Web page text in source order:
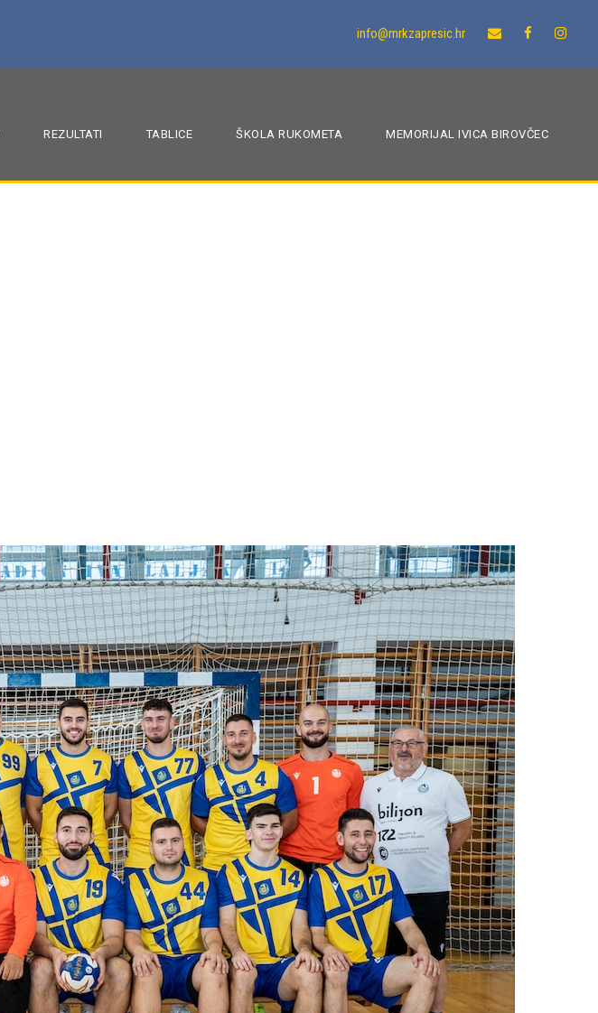
info@mrkzapresic.hr
REZULTATI TABLICE ŠKOLA RUKOMETA MEMORIJAL IVICA BIROVČEC